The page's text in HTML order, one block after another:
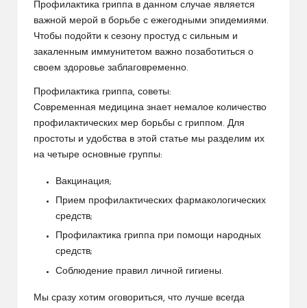
Профилактика гриппа в данном случае является
важной мерой в борьбе с ежегодными эпидемиями.
Чтобы подойти к сезону простуд с сильным и
закаленным иммунитетом важно позаботиться о
своем здоровье заблаговременно.
Профилактика гриппа, советы:
Современная медицина знает немалое количество
профилактических мер борьбы с гриппом. Для
простоты и удобства в этой статье мы разделим их
на четыре основные группы:
Вакцинация;
Прием профилактических фармакологических
средств;
Профилактика гриппа при помощи народных
средств;
Соблюдение правил личной гигиены.
Мы сразу хотим оговориться, что лучше всегда